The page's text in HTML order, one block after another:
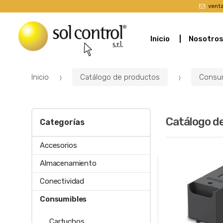
Inicio Nosotros
Inicio Catálogo de productos
Catálogo
Categorías
Accesorios
Almacenamiento
Conectividad
Consumibles